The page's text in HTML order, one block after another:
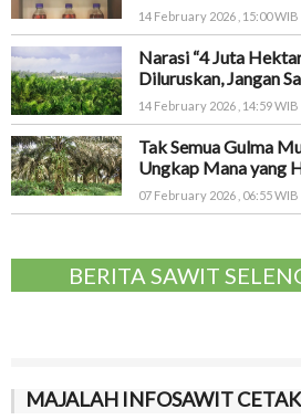
14 February 2026 , 15:00 WIB
Narasi “4 Juta
Diluruskan, Jangan
14 February 2026 , 14:59 WIB
Tak Semua Gulma
Ungkap Mana yang
07 February 2026 , 06:55 WIB
BERITA SAWIT
MAJALAH INFOSAWIT CETAK